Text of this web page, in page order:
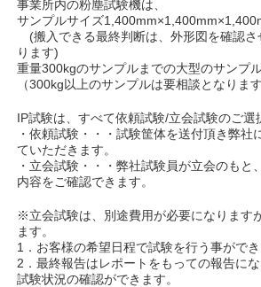
事業所内の粉塵試験機は、
サンプルサイズ
(搬入できる最終判断は、外形図を確認さ
ります)
重量300kgのサンプルまでの大型のサンプ
（300kg以上のサンプルは要相談となります
IP試験は、すべて依頼試験/立会試験のご選
・依頼試験・・・試験筐体を送付頂き弊社
ていただきます。
・立会試験・・・弊社試験員が立会のもと
内容をご確認できます。
※立会試験は、別途費用が必要になります
ます。
1．お客様の希望日程で試験を行う事ができ
2．最終報告はレポートをもっての報告に
試験状況の確認ができます。